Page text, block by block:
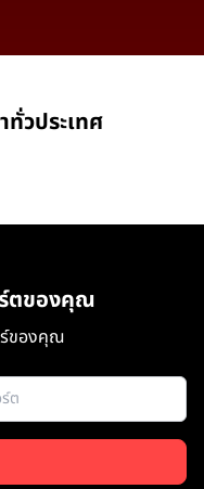
วประเทศ
ตของคุณ
ของคุณ